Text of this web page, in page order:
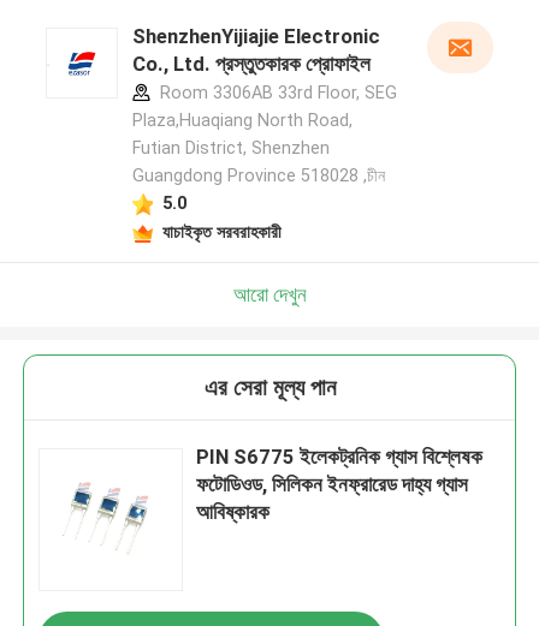
ShenzhenYijiajie Electronic
Co., Ltd. প্রস্তুতকারক প্রোফাইল
Room 3306AB 33rd Floor, SEG
Plaza,Huaqiang North Road,
Futian District, Shenzhen
Guangdong Province 518028 ,চীন
5.0
যাচাইকৃত সরবরাহকারী
আরো দেখুন
এর সেরা মূল্য পান
PIN S6775 ইলেকট্রনিক গ্যাস বিশ্লেষক
ফটোডিওড, সিলিকন ইনফ্রারেড দাহ্য গ্যাস
আবিষ্কারক